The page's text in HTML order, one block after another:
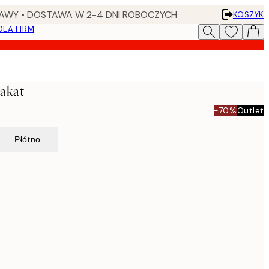
• DOSTAWA W 2-4 DNI ROBOCZYCH
KOSZYK
FIRM
-70%Outlet
Płótno